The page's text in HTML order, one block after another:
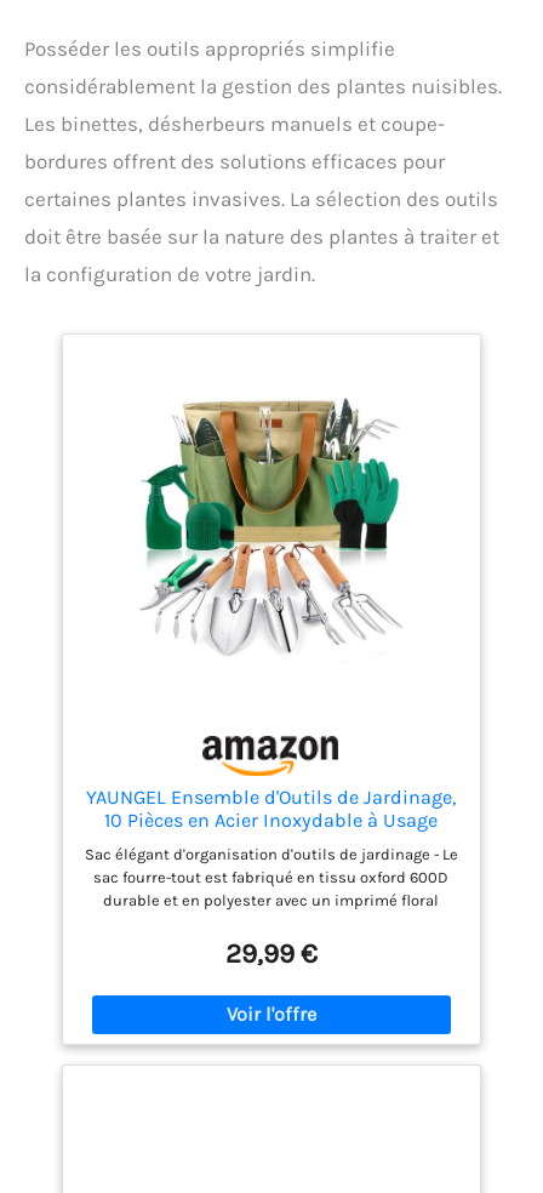
Posséder les outils appropriés simplifie
considérablement la gestion des plantes nuisibles.
Les binettes, désherbeurs manuels et coupe-
bordures offrent des solutions efficaces pour
certaines plantes invasives. La sélection des outils
doit être basée sur la nature des plantes à traiter et
la configuration de votre jardin.
YAUNGEL Ensemble d'Outils de Jardinage,
10 Pièces en Acier Inoxydable à Usage
antidérapante - Cadeaux pour Les
Femmes et Les Hommes, Vert
Sac élégant d'organisation d'outils de jardinage - Le
sac fourre-tout est fabriqué en tissu oxford 600D
durable et en polyester avec un imprimé floral
outils. Acier inoxydable durable - Les têtes en acier
inoxydable robuste peuvent résister aux racines,
aux roches et au sol les plus durs, plus robustes
que l'aluminium coulé/enrobé, pas besoin de
s'inquiéter de la rouille et de la rupture pendant la
taille, le creusement, le désherbage, etc. Le
29,99 €